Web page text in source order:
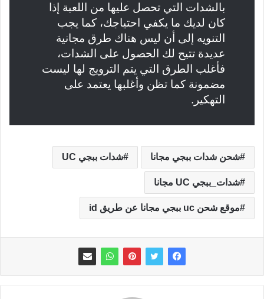
بالشدات التي تحصل عليها من اللعبة إذا
كان لديك ما يكفي احتياجك، كما يجب
التنويه إلى أن ليس هناك طرق مجانية
عديدة تتيح لك الحصول على الشدات،
فأغلب الطرق التي يتم الترويج لها ليست
مضمونة كما تظن وأغلبها يعتمد على
التهكير.
شحن شدات ببجي مجانا شدات ببجي UC
شدات_ببجي UC مجانا
موقع شحن uc ببجي مجانا عن طريق id